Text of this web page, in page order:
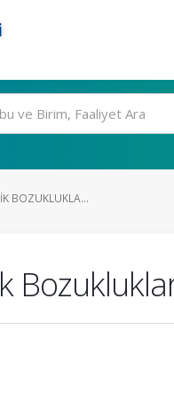
BOZUKLUKLA...